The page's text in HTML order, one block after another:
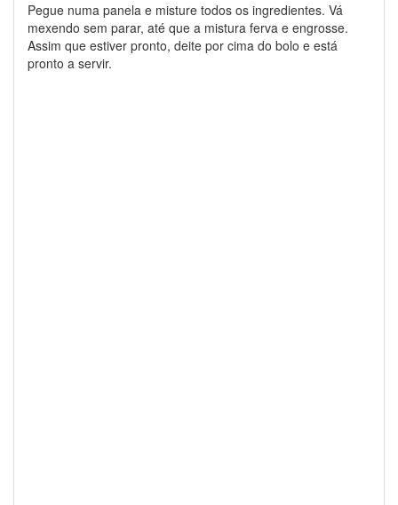
Pegue numa panela e misture todos os ingredientes. Vá
mexendo sem parar, até que a mistura ferva e engrosse.
Assim que estiver pronto, deite por cima do bolo e está
pronto a servir.